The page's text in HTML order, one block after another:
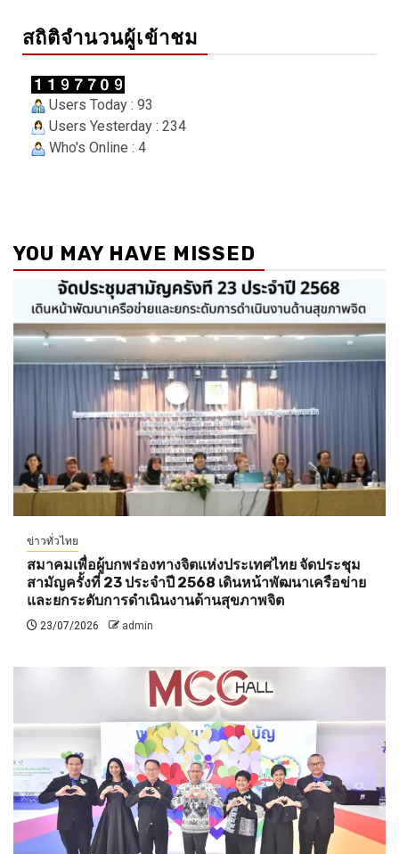
สถิติจำนวนผู้เข้าชม
Users Today : 93
Users Yesterday : 234
Who's Online : 4
YOU MAY HAVE MISSED
ข่าวทั่วไทย
สมาคมเพื่อผู้บกพร่องทางจิตแห่งประเทศไทย จัดประชุม
สามัญครั้งที่ 23 ประจำปี 2568 เดินหน้าพัฒนาเครือข่าย
และยกระดับการดำเนินงานด้านสุขภาพจิต
23/07/2026 admin